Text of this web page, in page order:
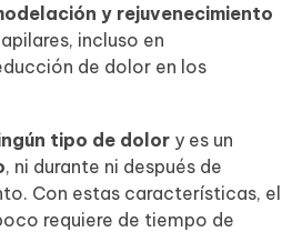
y rejuvenecimiento
incluso en
de dolor en los
tipo de dolor y es un
, ni durante ni después de
Con estas características, el
requiere de tiempo de